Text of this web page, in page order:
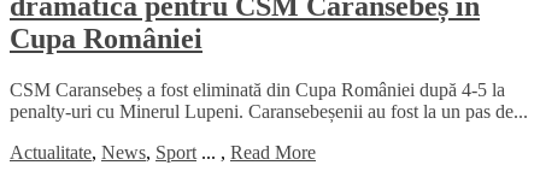
dramatică pentru CSM Caransebeș în
Cupa României
CSM Caransebeș a fost eliminată din Cupa României după 4-5 la
penalty-uri cu Minerul Lupeni. Caransebeșenii au fost la un pas de...
Actualitate, News, Sport ... , Read More